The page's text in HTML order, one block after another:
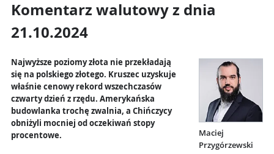
Komentarz walutowy z dnia
21.10.2024
Maciej
Przygórzewski
Najwyższe poziomy złota nie przekładają
się na polskiego złotego. Kruszec uzyskuje
właśnie cenowy rekord wszechczasów
czwarty dzień z rzędu. Amerykańska
budowlanka trochę zwalnia, a Chińczycy
obniżyli mocniej od oczekiwań stopy
procentowe.